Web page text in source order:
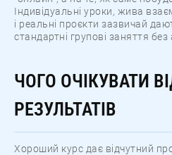
Індивідуальні уроки, жива
і реальні проєкти зазвичай
стандартні групові заняття без
ЧОГО ОЧІКУВАТИ
РЕЗУЛЬТАТІВ
Хороший курс дає відчутний